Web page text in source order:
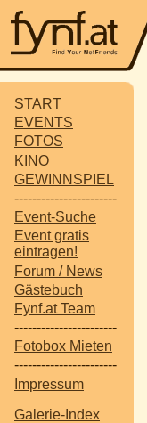
START
EVENTS
FOTOS
KINO
GEWINNSPIEL
-----------------------
Event-Suche
Event gratis
eintragen!
Forum / News
Gästebuch
Fynf.at Team
-----------------------
Fotobox Mieten
-----------------------
Impressum
Galerie-Index